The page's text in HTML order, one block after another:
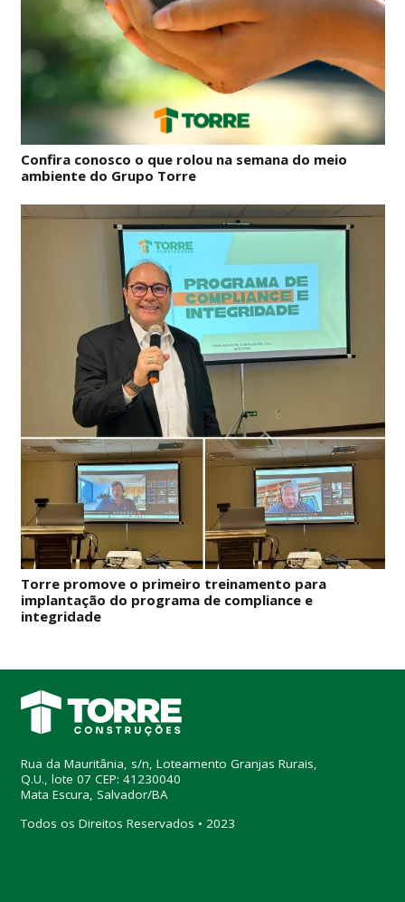
Confira conosco o que rolou na semana do meio
ambiente do Grupo Torre
Torre promove o primeiro treinamento para
implantação do programa de compliance e
integridade
Rua da Mauritânia, s/n, Loteamento Granjas Rurais,
Q.U., lote 07 CEP: 41230040
Mata Escura, Salvador/BA
Todos os Direitos Reservados • 2023